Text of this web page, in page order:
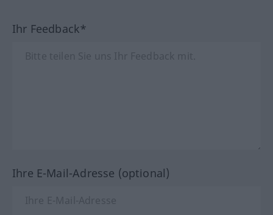
Ihr Feedback*
Ihre E-Mail-Adresse (optional)